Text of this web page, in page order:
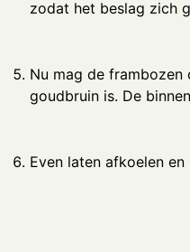
zodat het beslag zich
Nu mag de
goudbruin is. De
Even laten afkoelen